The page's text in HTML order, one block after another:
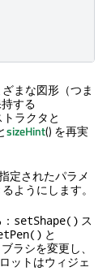
まな図形（つま
する
ラクタと
sizeHint() を再実
定されたパラメ
ようにします。
setShape() ス
と
ラシを変更し、
ットはウィジェ